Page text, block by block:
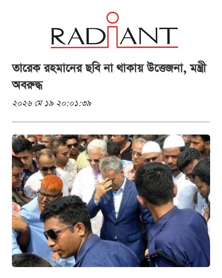
তারেক রহমানের ছবি না থাকায় উত্তেজনা, মন্ত্রী
অবরুদ্ধ
২০২৬ মে ১৯ ২০:০১:৩৯